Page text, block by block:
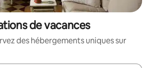
de vacances
des hébergements uniques sur